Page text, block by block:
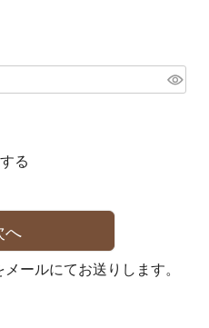
る
へ
ールにてお送りします。